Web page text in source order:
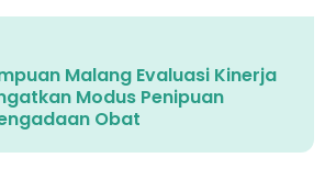
Malang Evaluasi Kinerja
Modus Penipuan
Obat